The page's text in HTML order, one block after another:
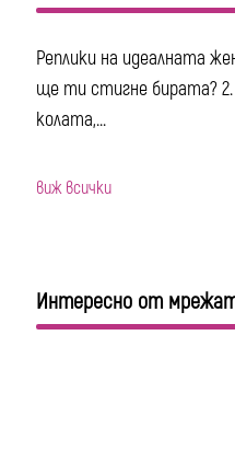
Реплики на идеалната
ще ти стигне бирата? 2.
колата,...
виж всички
Интересно от